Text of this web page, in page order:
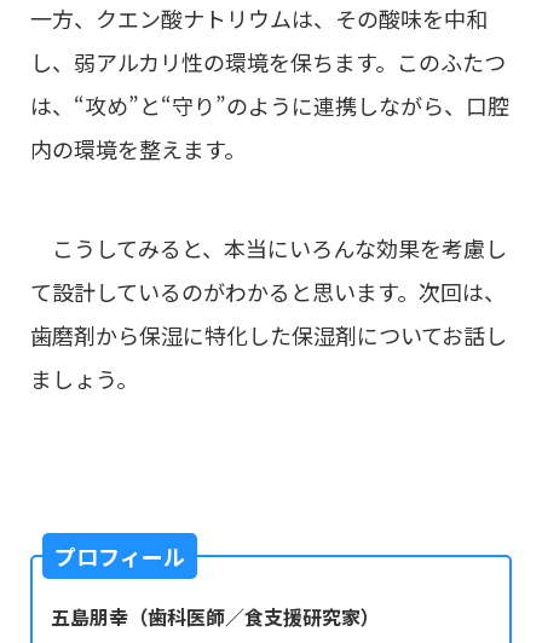
一方、クエン酸ナトリウムは、その酸味を中和
し、弱アルカリ性の環境を保ちます。このふたつ
は、“攻め”と“守り”のように連携しながら、口腔
内の環境を整えます。
こうしてみると、本当にいろんな効果を考慮し
て設計しているのがわかると思います。次回は、
歯磨剤から保湿に特化した保湿剤についてお話し
ましょう。
プロフィール
五島朋幸（歯科医師／食支援研究家）